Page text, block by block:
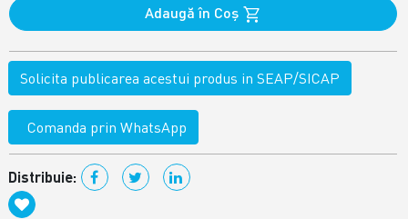
Adaugă în Coş
Solicita publicarea acestui produs in SEAP/SICAP
Comanda prin WhatsApp
Distribuie: